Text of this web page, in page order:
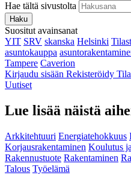
Hae tältä sivustolta
Haku
Suositut avainsanat
YIT SRV skanska Helsinki
asuntokauppa
Tampere Caverion
Kirjaudu sisään Rekisteröidy
Uutiset
Lue lisää näistä
Arkkitehtuuri Energiatehokkuus
Korjausrakentaminen Koulutus
Rakennustuote Rakentaminen
Talous Työelämä